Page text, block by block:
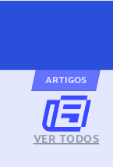
ARTIGOS
VER TODOS